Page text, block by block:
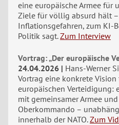
eine europäische Armee für
Ziele für völlig absurd hält
Inflationsgefahren, zum KI-
Politik sagt. Zum Interview
Vortrag: „Der europäische
24.04.2026
Hans-Werner
Vortrag eine konkrete
europäischen Verteidigung:
mit gemeinsamer Armee
Oberkommando –
innerhalb der NATO. Zum